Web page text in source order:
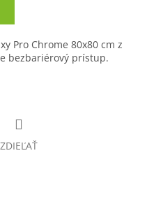
Pro Chrome 80x80 cm z
bezbariérový prístup.
ZDIEĽAŤ